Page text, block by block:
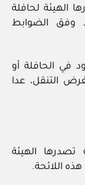
الهيئة لحافلة
وفق الضوابط
الحافلة أو
التنقل، عدا
تصدرها الهيئة
اللائحة.